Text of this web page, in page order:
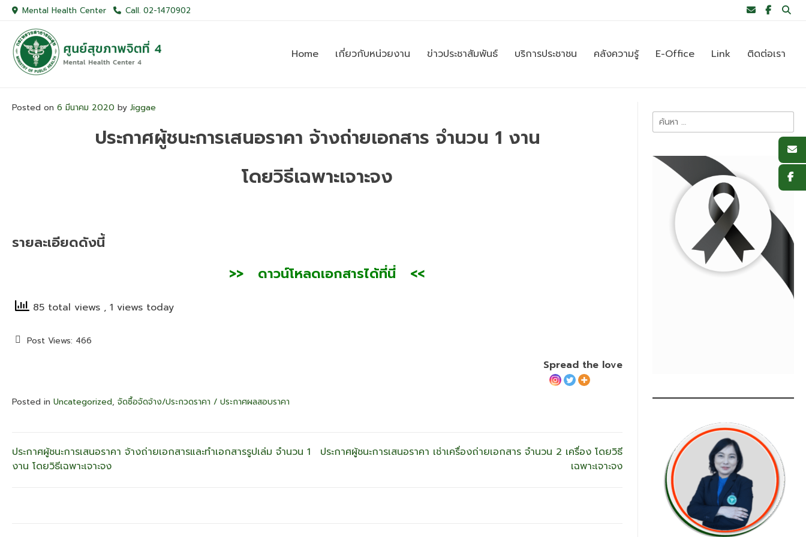
Skip
content
Mental Health Center Call. 02-1470902
Home เกี่ยวกับหน่วยงาน ข่าวประชาสัมพันธ์ บริการประชาชน คลังความรู้ E-Office Link ติดต่อเรา
Posted on 6 มีนาคม 2020 by Jiggae
ประกาศผู้ชนะการเสนอราคา จ้างถ่ายเอกสาร จำนวน 1 งาน
โดยวิธีเฉพาะเจาะจง
รายละเอียดดังนี้
>> ดาวน์โหลดเอกสารได้ที่นี่ <<
85 total views , 1 views today
Post Views: 466
Spread the love
Posted in Uncategorized, จัดซื้อจัดจ้าง/ประกวดราคา / ประกาศผลสอบราคา
แนะแนว
ประกาศผู้ชนะการเสนอราคา จ้างถ่ายเอกสารและทำเอกสารรูปเล่ม จำนวน 1
งาน โดยวิธีเฉพาะเจาะจง
ประกาศผู้ชนะการเสนอราคา เช่าเครื่องถ่ายเอกสาร จำนวน 2 เครื่อง โดยวิธี
เฉพาะเจาะจง
ค้นหา
สำหรับ: